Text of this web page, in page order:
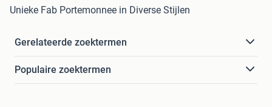
Unieke Fab Portemonnee in Diverse Stijlen
Gerelateerde zoektermen
Populaire zoektermen